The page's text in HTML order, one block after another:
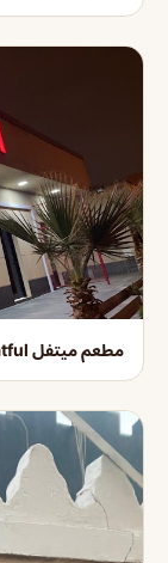
مطعم ميتفل Meatful الرياض (الأسعار+ المنيو+ الموقع)